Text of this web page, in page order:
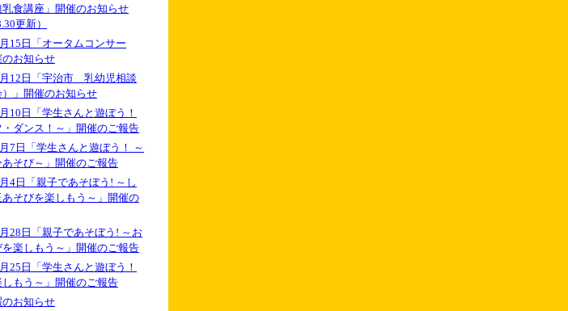
乳食講座」開催のお知らせ
更新）
15日「オータムコンサー
のお知らせ
12日「宇治市 乳幼児相談
）」開催のお知らせ
10日「学生さんと遊ぼう！
・ダンス！～」開催のご報告
7日「学生さんと遊ぼう！ ～
あそび～」開催のご報告
4日「親子であそぼう! ～し
あそびを楽しもう～」開催の
28日「親子であそぼう! ～お
楽しもう～」開催のご報告
25日「学生さんと遊ぼう！
しもう～」開催のご報告
のお知らせ